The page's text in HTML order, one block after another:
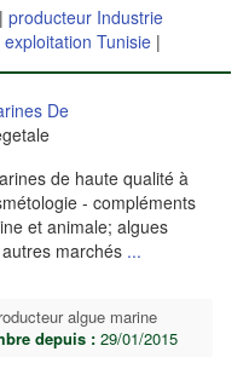
| producteur Industrie
Tunisie |
De
de haute qualité à
- compléments
et animale; algues
marchés ...
algue marine
depuis : 29/01/2015